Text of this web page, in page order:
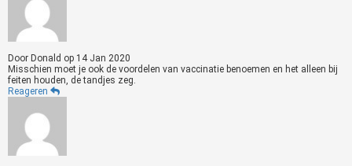
Door Donald op 14 Jan 2020
Misschien moet je ook de voordelen van vaccinatie benoemen en het alleen bij
feiten houden, de tandjes zeg.
Reageren